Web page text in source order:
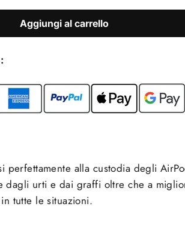
Aggiungi al carrello
perfettamente alla custodia degli
dagli urti e dai graffi oltre che a
tutte le situazioni.